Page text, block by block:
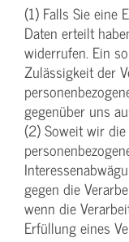
(1) Falls Sie eine
Daten erteilt
widerrufen. Ein
Zulässigkeit der
gegenüber uns
(2) Soweit wir
gegen die
wenn die
Erfüllung eines